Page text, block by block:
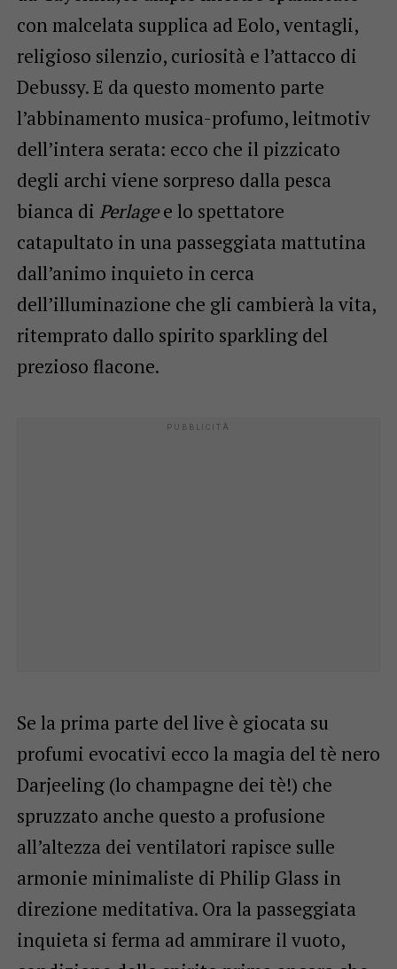
con malcelata supplica ad Eolo, ventagli,
religioso silenzio, curiosità e l’attacco di
Debussy. E da questo momento parte
l’abbinamento musica-profumo, leitmotiv
dell’intera serata: ecco che il pizzicato
degli archi viene sorpreso dalla pesca
bianca di Perlagee lo spettatore
catapultato in una passeggiata mattutina
dall’animo inquieto in cerca
dell’illuminazione che gli cambierà la vita,
ritemprato dallo spirito sparkling del
prezioso flacone.
Se la prima parte del live è giocata su
profumi evocativi ecco la magia del tè nero
Darjeeling (lo champagne dei tè!) che
spruzzato anche questo a profusione
all’altezza dei ventilatori rapisce sulle
armonie minimaliste di Philip Glass in
direzione meditativa. Ora la passeggiata
inquieta si ferma ad ammirare il vuoto,